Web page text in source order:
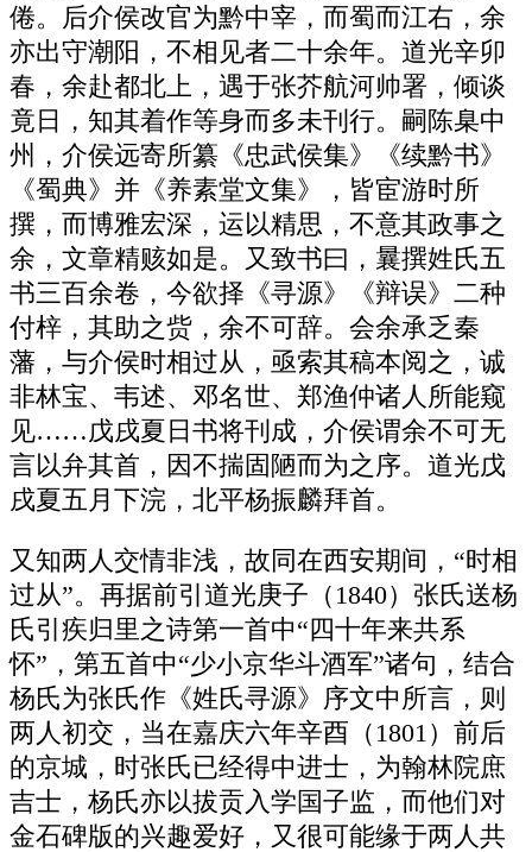
倦。后介侯改官为黔中宰，而蜀而江右，余
亦出守潮阳，不相见者二十余年。道光辛卯
春，余赴都北上，遇于张芥航河帅署，倾谈
竟日，知其着作等身而多未刊行。嗣陈臬中
州，介侯远寄所纂《忠武侯集》《续黔书》
《蜀典》并《养素堂文集》，皆宦游时所
撰，而博雅宏深，运以精思，不意其政事之
余，文章精赅如是。又致书曰，曩撰姓氏五
书三百余卷，今欲择《寻源》《辩误》二种
付梓，其助之赀，余不可辞。会余承乏秦
藩，与介侯时相过从，亟索其稿本阅之，诚
非林宝、韦述、邓名世、郑渔仲诸人所能窥
见……戊戌夏日书将刊成，介侯谓余不可无
言以弁其首，因不揣固陋而为之序。道光戊
戌夏五月下浣，北平杨振麟拜首。
又知两人交情非浅，故同在西安期间，“时相
过从”。再据前引道光庚子（1840）张氏送杨
氏引疾归里之诗第一首中“四十年来共系
怀”，第五首中“少小京华斗酒军”诸句，结合
杨氏为张氏作《姓氏寻源》序文中所言，则
两人初交，当在嘉庆六年辛酉（1801）前后
的京城，时张氏已经得中进士，为翰林院庶
吉士，杨氏亦以拔贡入学国子监，而他们对
金石碑版的兴趣爱好，又很可能缘于两人共